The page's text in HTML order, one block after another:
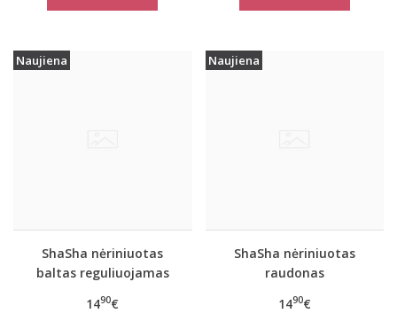
Naujiena
ShaSha nėriniuotas
baltas reguliuojamas
CAMELLIA
1490€
Naujiena
ShaSha nėriniuotas
raudonas
laikiklis / diržas
1490€